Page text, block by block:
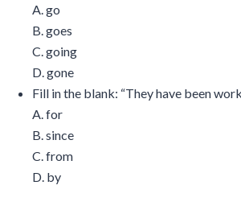
A. go
B. goes
C. going
D. gone
Fill in the blank: “They have been
A. for
B. since
C. from
D. by